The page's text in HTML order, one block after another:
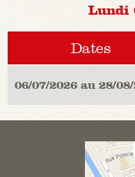
Lundi
Dates
06/07/2026 au 28/